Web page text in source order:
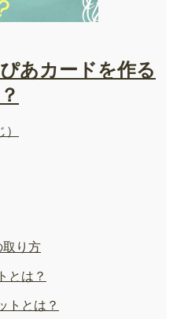
あカードを作る
取り方
とは？